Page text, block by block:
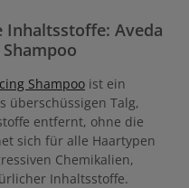
direkt an der Wurzel
Inhaltsstoffe: Aveda
Shampoo ist ein
überschüssigen Talg,
entfernt, ohne die
sich für alle Haartypen
Chemikalien,
Inhaltsstoffe.